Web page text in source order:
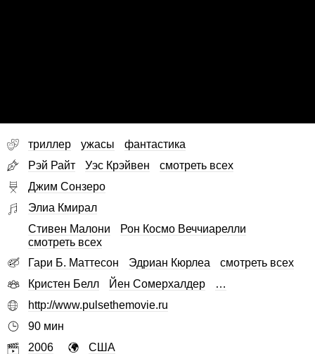
триллер ужасы
фантастика
Рэй Райт
Уэс Крэйвен
смотреть всех
Джим Сонзеро
Элиа Кмирал
Стивен Малони
Рон Космо Веччиарелли
смотреть всех
Гари Б. Маттесон
Эдриан Кюрлеа
смотреть всех
Кристен Белл
Йен Сомерхалдер
…
http://www.pulsethemovie.ru
90 мин
2006
США